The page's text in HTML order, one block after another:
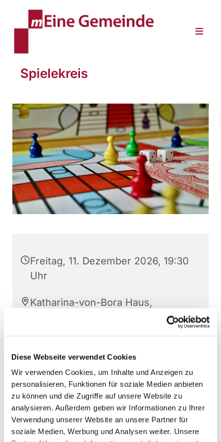
Diese Webseite verwendet Cookies
Wir verwenden Cookies, um Inhalte und Anzeigen zu
personalisieren, Funktionen für soziale Medien anbieten
zu können und die Zugriffe auf unsere Website zu
analysieren. Außerdem geben wir Informationen zu Ihrer
Verwendung unserer Website an unsere Partner für
soziale Medien, Werbung und Analysen weiter. Unsere
Spielekreis
Freitag, 11. Dezember 2026, 19:30
Uhr
Katharina-von-Bora Haus,
Kardinal-von-Galen-Straße 10,
Friedhelm König